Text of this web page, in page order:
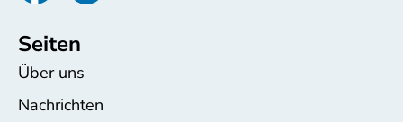
Seiten
Über uns
Nachrichten